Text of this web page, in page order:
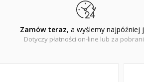
Zamów teraz, a wyślemy najpóźniej
Dotyczy płatności on-line lub za